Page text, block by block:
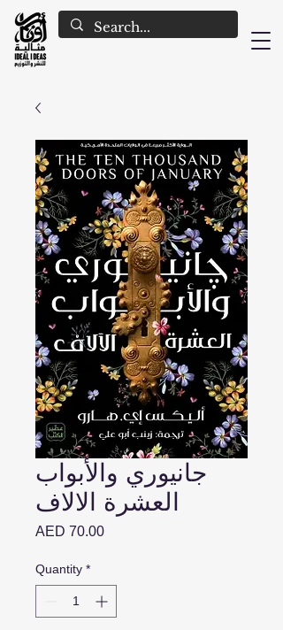
جانيوري والأبواب
العشرة الالاف
AED 70.00Price
Quantity *